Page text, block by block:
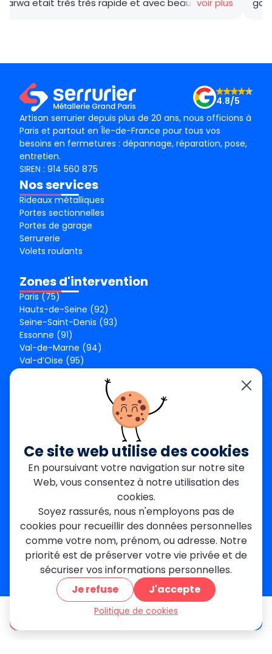
Marwa etait très très rapide et avec beaucoup de
voir plus
Artisan serrurier depuis plus de 20 ans, nous officions à
Paris et partout en Île-de-France pour tous vos
besoins en fermetures : dépannage, réparation, pose,
entretien.
4.8/5
SIREN : 914 560 875
Nos services
Rideaux métalliques
Portes sectionnelles
Portes de garage
Serrurerie
Volets roulants
Zones d'intervention
Paris (75)
Hauts-de-Seine (92)
Seine-Saint-Denis (93)
Essonne (91)
Val-de-Marne (94)
Val-d’Oise (95)
Seine-Saint-Denis
Garges-lès-Gonesse
Val-de-Marne
Dourdan
Mantes-la-Jolie
Créteil
Seine-et-Marne
Contact
01 84 24 42 80
contact@metallerie-grand-paris.com
46 bis Av. du Maine, 75015 Paris
Devis gratuit
Ce site web utilise des cookies
En poursuivant votre navigation sur notre site
Web, vous consentez à notre utilisation des
cookies.
Soyez rassurés, nous n'employons pas de
cookies pour recueillir des données personnelles
comme votre nom, prénom, ou adresse. Notre
priorité est de préserver votre vie privée et de
sécuriser vos informations personnelles.
Je refuse
J'accepte
Politique de cookies